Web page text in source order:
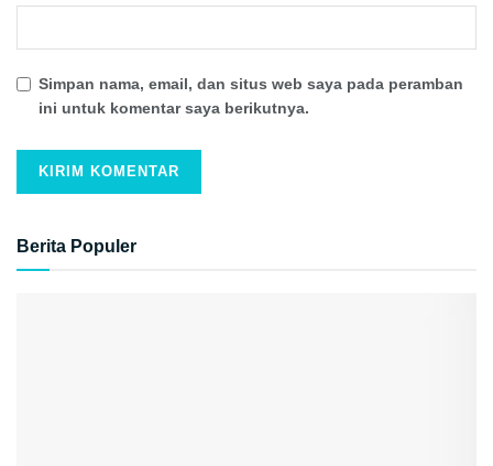
Simpan nama, email, dan situs web saya pada peramban
ini untuk komentar saya berikutnya.
Berita Populer